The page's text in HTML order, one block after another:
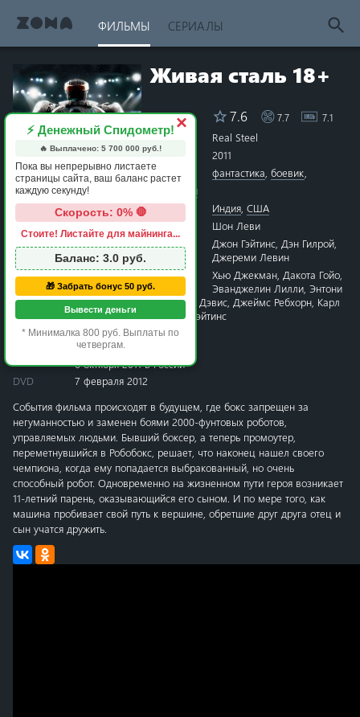
ФИЛЬМЫ СЕРИАЛЫ
10 stars
9 stars
8 stars
7 stars
6 stars
5 stars
4 stars
3 stars
2 stars
1 star
Живая сталь 18+
Рейтинг 7.6 7.7 7.1
Название
Real Steel
Год
2011
Жанры
фантастика боевик
семейный
Страна
Индия США
Режиссёр
Шон Леви
Джон Гэйтинс Дэн Гилрой
Джереми Левин
Актёры
Хью Джекман Дакота Гойо
Эванджелин Лилли Энтони
Маки,Кевин Дюран,Хоуп Дэвис Джеймс Ребхорн Карл
Юн,Ольга Фонда
Джон Гэйтинс
Время
2 часа 07 минут
6 сентября 2011 в мире
6 октября 2011 в России
DVD
7 февраля 2012
События фильма происходят в будущем, где бокс запрещен за
негуманностью и заменен боями 2000-фунтовых роботов,
управляемых людьми. Бывший боксер, а теперь промоутер,
переметнувшийся в Робобокс, решает, что наконец нашел своего
чемпиона, когда ему попадается выбракованный, но очень
способный робот. Одновременно на жизненном пути героя возникает
11-летний парень, оказывающийся его сыном. И по мере того, как
машина пробивает свой путь к вершине, обретшие друг друга отец и
сын учатся дружить.
×
⚡ Денежный Спидометр!
🔥 Выплачено: 5 700 000 руб.!
Пока вы непрерывно листаете
страницы сайта, ваш баланс растет
каждую секунду!
Скорость: 0% 🛑
Стоите! Листайте для майнинга...
Баланс: 3.0 руб.
🎁 Забрать бонус 50 руб.
Вывести деньги
* Минималка 800 руб. Выплаты по
четвергам.